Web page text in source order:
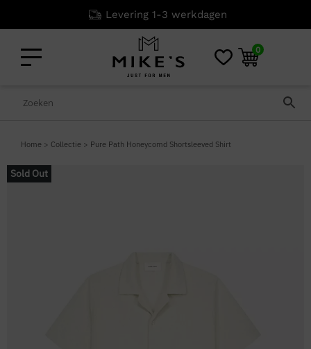
Levering 1-3 werkdagen
0
Home > Collectie > Pure Path Honeycomd Shortsleeved Shirt
Sold Out